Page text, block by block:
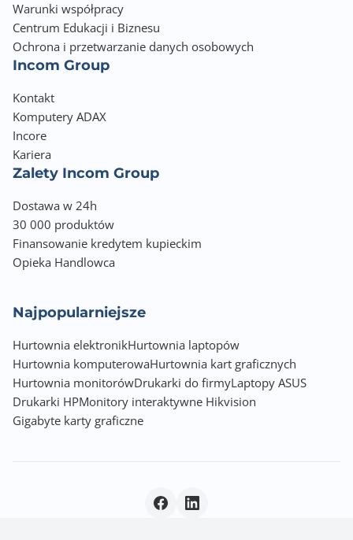
Warunki współpracy
Centrum Edukacji i Biznesu
Ochrona i przetwarzanie danych osobowych
Incom Group
Kontakt
Komputery ADAX
Incore
Kariera
Zalety Incom Group
Dostawa w 24h
30 000 produktów
Finansowanie kredytem kupieckim
Opieka Handlowca
Najpopularniejsze
Hurtownia elektronikHurtownia laptopów
Hurtownia komputerowaHurtownia kart graficznych
Hurtownia monitorówDrukarki do firmyLaptopy ASUS
Drukarki HPMonitory interaktywne Hikvision
Gigabyte karty graficzne